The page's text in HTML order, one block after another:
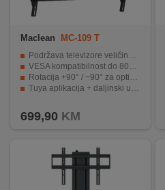
Maclean MC-109 T
Podržava televizore veličina 43" - 86" i težine do 45 kg
VESA kompatibilnost do 800 x 400 mm za široku pokrivenost modela
Rotacija +90° / −90° za optimalan ugao gledanja
Tuya aplikacija + daljinski upravljač za pametno upravljanje
699,90 KM